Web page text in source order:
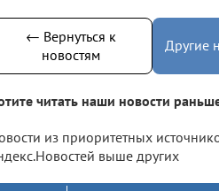
← Вернуться к
новостям
Другие
читать наши новости
из приоритетных
выше других